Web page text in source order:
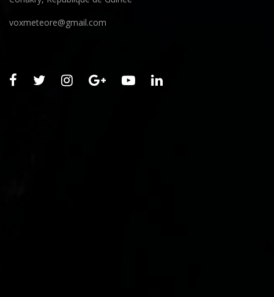
voxmeteore@gmail.com